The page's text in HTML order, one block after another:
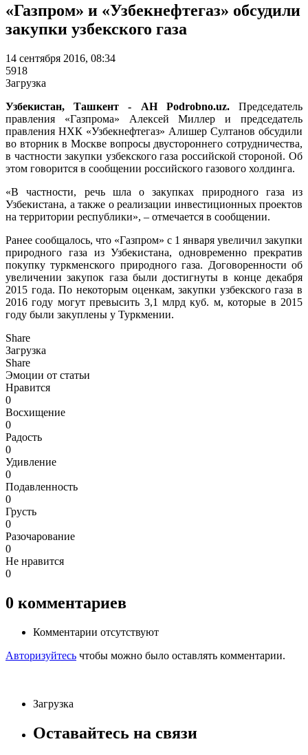
«Газпром» и «Узбекнефтегаз» обсудили
закупки узбекского газа
14 сентября 2016, 08:34
5918
Загрузка
Узбекистан, Ташкент - АН Podrobno.uz.Председатель
правления «Газпрома» Алексей Миллер и председатель
правления НХК «Узбекнефтегаз» Алишер Султанов обсудили
во вторник в Москве вопросы двустороннего сотрудничества,
в частности закупки узбекского газа российской стороной. Об
этом говорится в сообщении российского газового холдинга.
«В частности, речь шла о закупках природного газа из
Узбекистана, а также о реализации инвестиционных проектов
на территории республики», – отмечается в сообщении.
Ранее сообщалось, что «Газпром» с 1 января увеличил закупки
природного газа из Узбекистана, одновременно прекратив
покупку туркменского природного газа. Договоренности об
увеличении закупок газа были достигнуты в конце декабря
2015 года. По некоторым оценкам, закупки узбекского газа в
2016 году могут превысить 3,1 млрд куб. м, которые в 2015
году были закуплены у Туркмении.
Share
Загрузка
Share
Эмоции от статьи
Нравится
0
Восхищение
0
Радость
0
Удивление
0
Подавленность
0
Грусть
0
Разочарование
0
Не нравится
0
0 комментариев
Комментарии отсутствуют
Авторизуйтесь чтобы можно было оставлять комментарии.
Загрузка
Оставайтесь на связи